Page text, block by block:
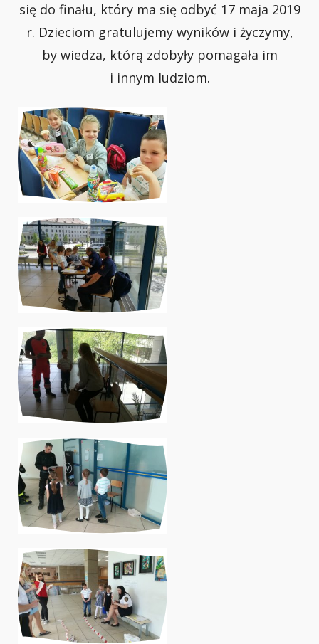
się do finału, który ma się odbyć 17 maja 2019
r. Dzieciom gratulujemy wyników i życzymy,
by wiedza, którą zdobyły pomagała im
i innym ludziom.